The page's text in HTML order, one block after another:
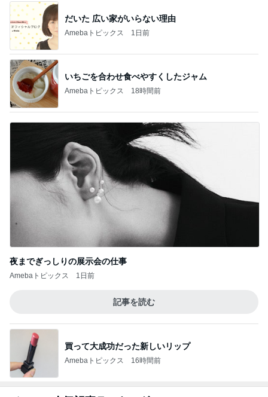
だいた 広い家がいらない理由
Amebaトピックス 1日前
いちごを合わせ食べやすくしたジャム
Amebaトピックス 18時間前
夜までぎっしりの展示会の仕事
Amebaトピックス 1日前
記事を読む
買って大成功だった新しいリップ
Amebaトピックス 16時間前